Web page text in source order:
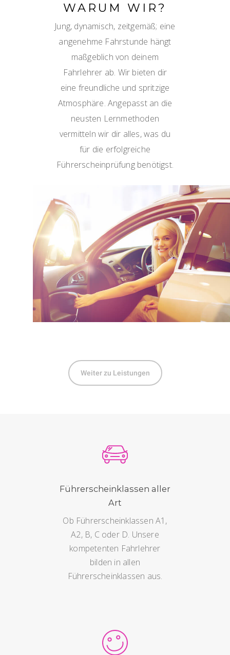
WARUM WIR?
Jung, dynamisch, zeitgemäß; eine
angenehme Fahrstunde hängt
maßgeblich von deinem
Fahrlehrer ab. Wir bieten dir
eine freundliche und spritzige
Atmosphäre. Angepasst an die
neusten Lernmethoden
vermitteln wir dir alles, was du
für die erfolgreiche
Führerscheinprüfung benötigst.
Weiter zu Leistungen
Führerscheinklassen aller
Art
Ob Führerscheinklassen A1,
A2, B, C oder D. Unsere
kompetenten Fahrlehrer
bilden in allen
Führerscheinklassen aus.